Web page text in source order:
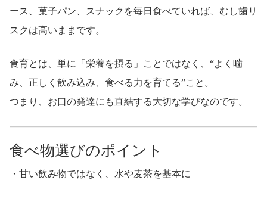
ース、菓子パン、スナックを毎日食べていれば、むし歯リ
スクは高いままです。
食育とは、単に「栄養を摂る」ことではなく、“よく噛
み、正しく飲み込み、食べる力を育てる”こと。
つまり、お口の発達にも直結する大切な学びなのです。
食べ物選びのポイント
・甘い飲み物ではなく、水や麦茶を基本に